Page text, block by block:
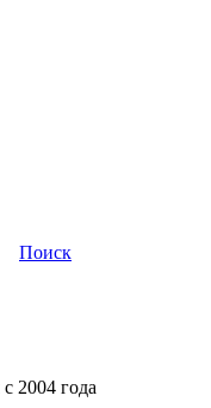
Поиск
2004 года